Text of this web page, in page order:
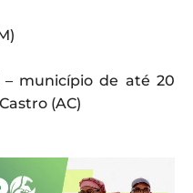
– município de até 20
(AC)